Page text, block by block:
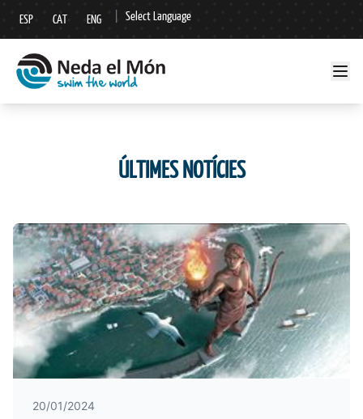
ESP CAT ENG Select Language
▼
ÚLTIMES NOTÍCIES
20/01/2024